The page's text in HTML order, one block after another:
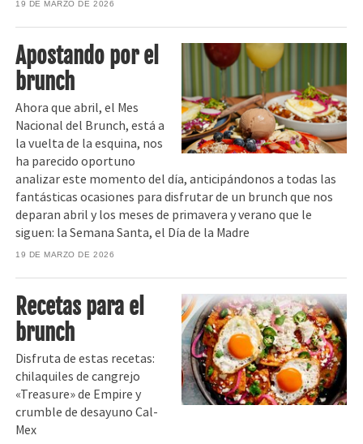
19 DE MARZO DE 2026
Apostando por el
brunch
Ahora que abril, el Mes
Nacional del Brunch, está a
la vuelta de la esquina, nos
ha parecido oportuno
analizar este momento del día, anticipándonos a todas las
fantásticas ocasiones para disfrutar de un brunch que nos
deparan abril y los meses de primavera y verano que le
siguen: la Semana Santa, el Día de la Madre
19 DE MARZO DE 2026
Recetas para el
brunch
Disfruta de estas recetas:
chilaquiles de cangrejo
«Treasure» de Empire y
crumble de desayuno Cal-
Mex